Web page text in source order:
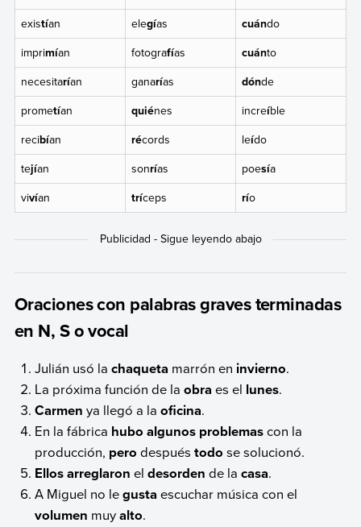
existían elegías cuándo
imprimían fotografías cuánto
necesitarían ganarías dónde
prometían quiénes increíble
recibían récords leído
tejían sonrías poesía
vivían tríceps río
Oraciones con palabras graves terminadas
en N, S o vocal
Julián usó lachaqueta marrón en invierno.
La próxima función de laobra es el lunes.
Carmen ya llegó a laoficina.
En la fábrica hubo algunos problemascon la
producción, pero despuéstodo se solucionó.
Ellos arreglaron eldesorden de lacasa.
A Miguel no legusta escuchar música con el
volumen muyalto.